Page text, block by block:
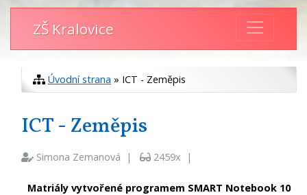
ZŠ Kralovice
Úvodní strana » ICT - Zeměpis
ICT - Zeměpis
Simona Zemanová | 2459x |
Matriály vytvořené programem SMART Notebook 10